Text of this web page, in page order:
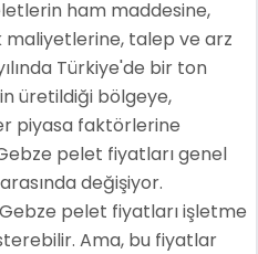
ham maddesine,
talep ve arz
Türkiye'de bir ton
üretildiği bölgeye,
piyasa faktörlerine
pelet fiyatları genel
değişiyor.
pelet fiyatları işletme
Ama, bu fiyatlar